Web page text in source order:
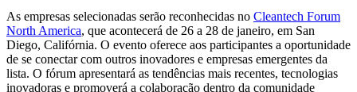
As empresas selecionadas serão reconhecidas no Cleantech Forum
North America, que acontecerá de 26 a 28 de janeiro, em San
Diego, Califórnia. O evento oferece aos participantes a oportunidade
de se conectar com outros inovadores e empresas emergentes da
lista. O fórum apresentará as tendências mais recentes, tecnologias
inovadoras e promoverá a colaboração dentro da comunidade